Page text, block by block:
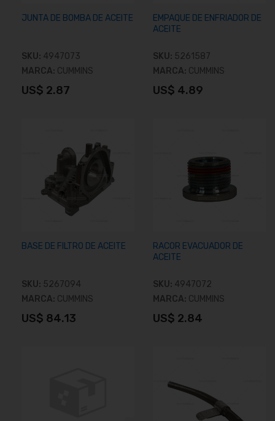
JUNTA DE BOMBA DE ACEITE
SKU: 4947073
MARCA: CUMMINS
US$ 2.87
EMPAQUE DE ENFRIADOR DE
ACEITE
SKU: 5261587
MARCA: CUMMINS
US$ 4.89
BASE DE FILTRO DE ACEITE
SKU: 5267094
MARCA: CUMMINS
US$ 84.13
RACOR EVACUADOR DE
ACEITE
SKU: 4947072
MARCA: CUMMINS
US$ 2.84